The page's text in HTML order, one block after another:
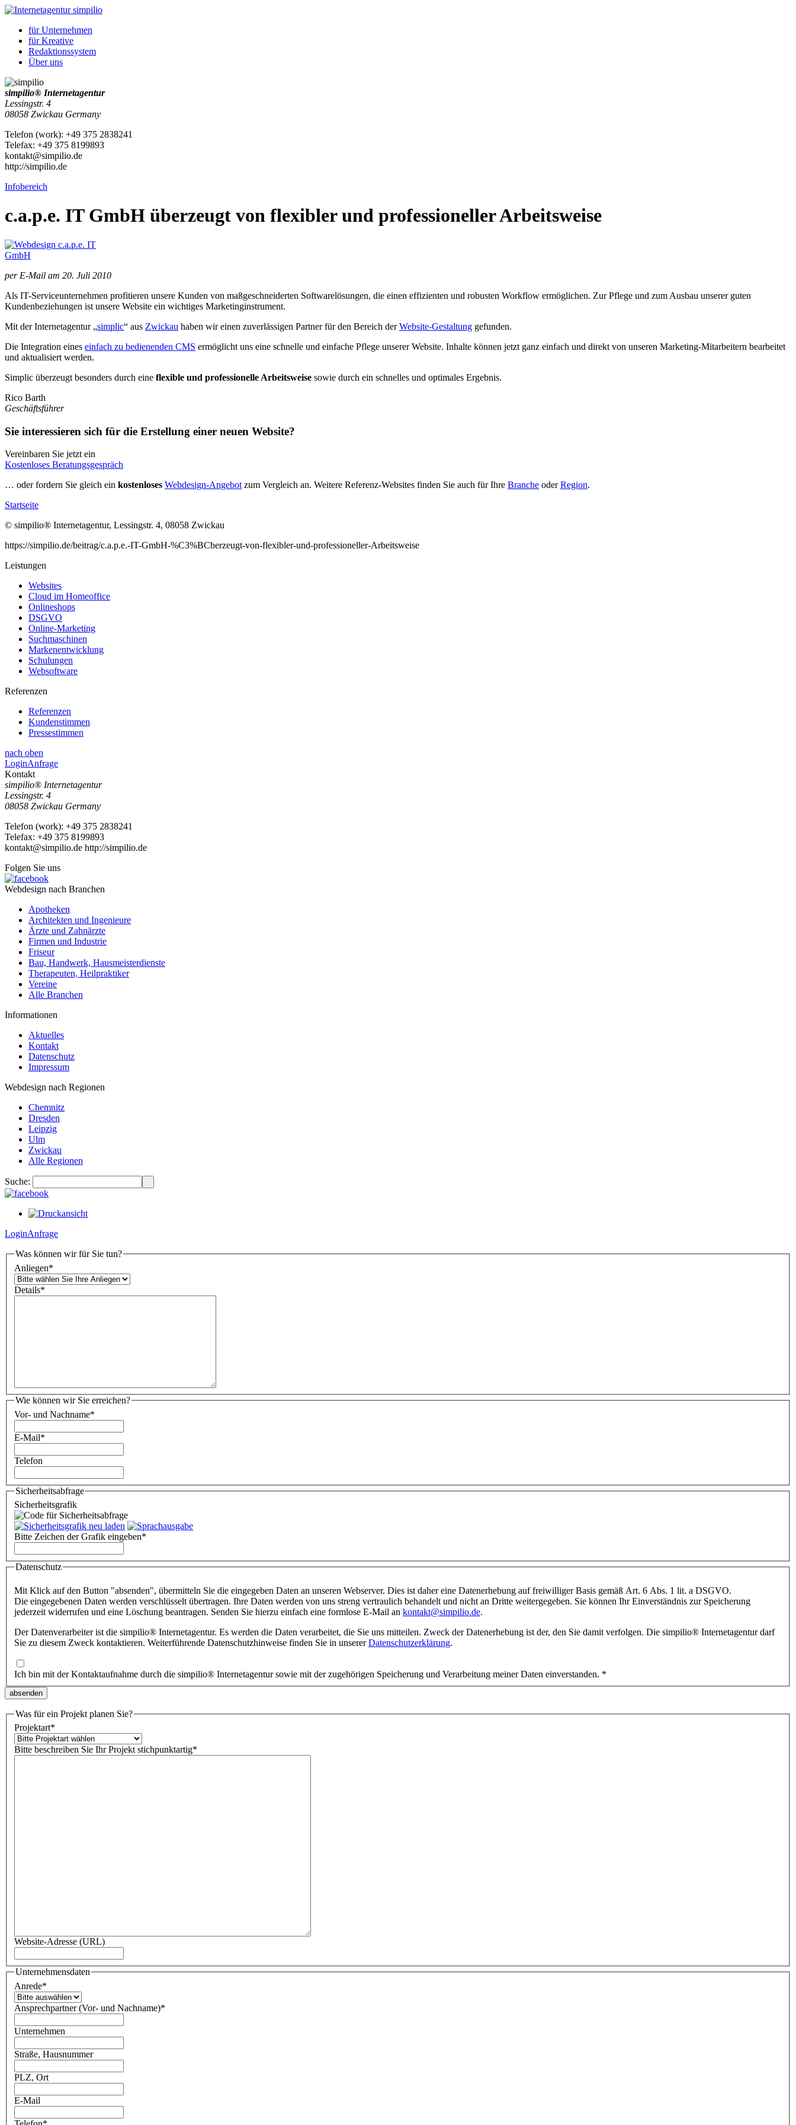
fürUnternehmen
fürKreative
Redaktionssystem
Über uns
simpilio® Internetagentur
Lessingstr. 4
08058 Zwickau Germany
Telefon (work): +49 375 2838241
Telefax: +49 375 8199893
kontakt@simpilio.de
http://simpilio.de
Infobereich
c.a.p.e. IT GmbH überzeugt von flexibler und professioneller Arbeitsweise
per E-Mail am 20. Juli 2010
Als IT-Serviceunternehmen profitieren unsere Kunden von maßgeschneiderten Softwarelösungen, die einen effizienten und robusten Workflow ermöglichen. Zur Pflege und zum Ausbau unserer guten
Kundenbeziehungen ist unsere Website ein wichtiges Marketinginstrument.
Mit der Internetagentur „simplic“ aus Zwickau haben wir einen zuverlässigen Partner für den Bereich derWebsite-Gestaltung gefunden.
Die Integration eines einfach zu bedienenden CMS ermöglicht uns eine schnelle und einfache Pflege unserer Website. Inhalte können jetzt ganz einfach und direkt von unseren Marketing-Mitarbeitern bearbeitet
und aktualisiert werden.
Simplic überzeugt besonders durch eine flexible und professionelle Arbeitsweise sowie durch ein schnelles und optimales Ergebnis.
Rico Barth
Geschäftsführer
Sie interessieren sich für die Erstellung einer neuen Website?
Vereinbaren Sie jetzt ein
Kostenloses Beratungsgespräch
… oder fordern Sie gleich ein kostenloses Webdesign-Angebot zum Vergleich an. Weitere Referenz-Websites finden Sie auch für Ihre Branche oderRegion.
Startseite
© simpilio® Internetagentur, Lessingstr. 4, 08058 Zwickau
https://simpilio.de/beitrag/c.a.p.e.-IT-GmbH-%C3%BCberzeugt-von-flexibler-und-professioneller-Arbeitsweise
Leistungen
Websites
Cloud im Homeoffice
Onlineshops
DSGVO
Online-Marketing
Suchmaschinen
Markenentwicklung
Schulungen
Websoftware
Referenzen
Referenzen
Kundenstimmen
Pressestimmen
nach oben
LoginAnfrage
Kontakt
simpilio® Internetagentur
Lessingstr. 4
08058 Zwickau Germany
Telefon (work): +49 375 2838241
Telefax: +49 375 8199893
kontakt@simpilio.de http://simpilio.de
Folgen Sie uns
Webdesign nach Branchen
Apotheken
Architekten und Ingenieure
Ärzte und Zahnärzte
Firmen und Industrie
Friseur
Bau, Handwerk, Hausmeisterdienste
Therapeuten, Heilpraktiker
Vereine
Alle Branchen
Informationen
Aktuelles
Kontakt
Datenschutz
Impressum
Webdesign nach Regionen
Chemnitz
Dresden
Leipzig
Ulm
Zwickau
Alle Regionen
Suche:
LoginAnfrage
Was können wir für Sie tun?
Anliegen*
Details*
Wie können wir Sie erreichen?
Vor- und Nachname*
E-Mail*
Telefon
Sicherheitsabfrage
Sicherheitsgrafik
Bitte Zeichen der Grafik eingeben*
Datenschutz
Mit Klick auf den Button "absenden", übermitteln Sie die eingegeben Daten an unseren Webserver. Dies ist daher eine Datenerhebung auf freiwilliger Basis gemäß Art. 6 Abs. 1 lit. a DSGVO.
Die eingegebenen Daten werden verschlüsselt übertragen. Ihre Daten werden von uns streng vertraulich behandelt und nicht an Dritte weitergegeben. Sie können Ihr Einverständnis zur Speicherung
jederzeit widerrufen und eine Löschung beantragen. Senden Sie hierzu einfach eine formlose E-Mail an kontakt@simpilio.de.
Der Datenverarbeiter ist die simpilio® Internetagentur. Es werden die Daten verarbeitet, die Sie uns mitteilen. Zweck der Datenerhebung ist der, den Sie damit verfolgen. Die simpilio® Internetagentur darf
Sie zu diesem Zweck kontaktieren. Weiterführende Datenschutzhinweise finden Sie in unsererDatenschutzerklärung.
Ich bin mit der Kontaktaufnahme durch die simpilio® Internetagentur sowie mit der zugehörigen Speicherung und Verarbeitung meiner Daten einverstanden. *
Was für ein Projekt planen Sie?
Projektart*
Bitte beschreiben Sie Ihr Projekt stichpunktartig*
Website-Adresse (URL)
Unternehmensdaten
Anrede*
Ansprechpartner (Vor- und Nachname)*
Unternehmen
Straße, Hausnummer
PLZ, Ort
E-Mail